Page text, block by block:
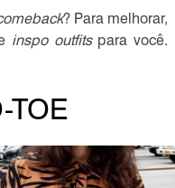
? Para melhorar,
inspo outfitspara você.
TOE